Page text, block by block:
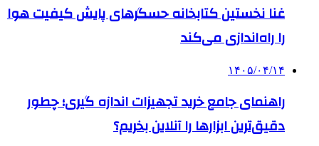
غنا نخستین کتابخانه حسگرهای پایش کیفیت هوا
را راه‌اندازی می‌کند
۱۴۰۵/۰۴/۱۴
راهنمای جامع خرید تجهیزات اندازه گیری؛ چطور
دقیق‌ترین ابزارها را آنلاین بخریم؟